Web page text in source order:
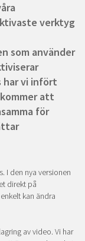
verktyg
som använder
har vi infört
att
för
I den nya versionen
direkt på
kan ändra
av video. Vi har